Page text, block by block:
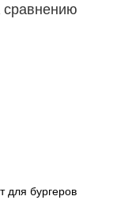
сравнению
для бургеров